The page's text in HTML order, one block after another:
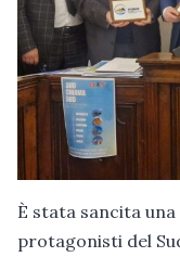
È stata sancita
protagonisti del